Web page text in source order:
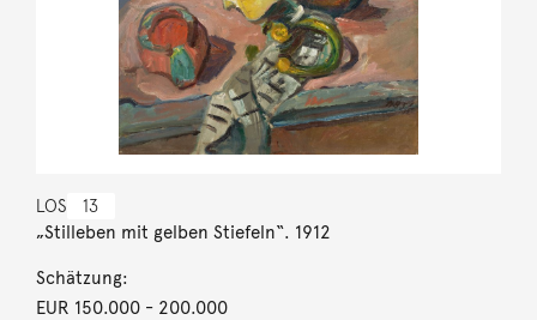
LOS 13
„Stilleben mit gelben Stiefeln“. 1912
Schätzung:
EUR 150.000- 200.000